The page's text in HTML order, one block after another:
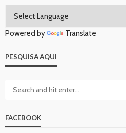
Powered by Translate
PESQUISA AQUI
FACEBOOK